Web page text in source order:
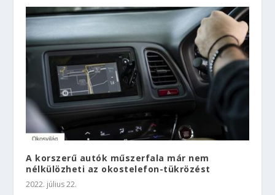
A korszerű autók műszerfala már nem
nélkülözheti az okostelefon-tükrözést
2022. július 22.